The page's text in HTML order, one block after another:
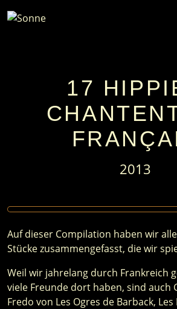
17
2013
Auf dieser Compilation haben wir
Stücke zusammengefasst, die wir
Weil wir jahrelang durch Frankreich
viele Freunde dort haben, sind auch
Fredo von Les Ogres de Barback,